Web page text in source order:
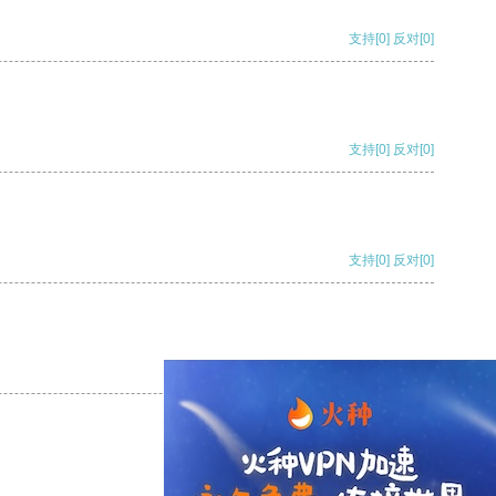
支持[0] 反对[0]
支持[0] 反对[0]
支持[0] 反对[0]
支持 [0] 反对 [0]